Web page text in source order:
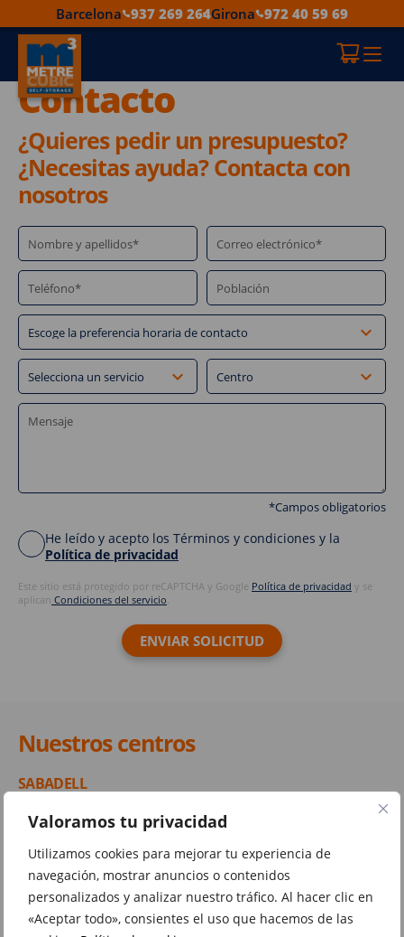
Valoramos tu privacidad
Utilizamos cookies para mejorar tu experiencia de
navegación, mostrar anuncios o contenidos
personalizados y analizar nuestro tráfico. Al hacer clic en
«Aceptar todo», consientes el uso que hacemos de las
Barcelona 937 269 264Girona 972 40 59 69
Contacto
¿Quieres pedir un presupuesto?
¿Necesitas ayuda? Contacta con
nosotros
*Campos obligatorios
He leído y acepto los Términos y condiciones y la
Política de privacidad
Este sitio está protegido por reCAPTCHA y Google Política de privacidad y se
aplican Condiciones del servicio.
Nuestros centros
SABADELL
Trastero Gran Vía
Trastero Zona Hermética
GIRONA